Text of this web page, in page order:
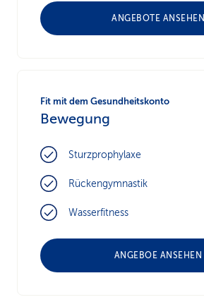
ANGEBOTE ANSEHEN
Fit mit dem Gesundheitskonto
Bewegung
Sturzprophylaxe
Rückengymnastik
Wasserfitness
ANGEBOE ANSEHEN